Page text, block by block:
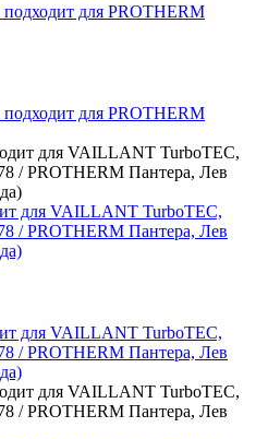
для PROTHERM
для PROTHERM
для VAILLANT TurboTEC,
/ PROTHERM Пантера, Лев
для VAILLANT TurboTEC,
/ PROTHERM Пантера, Лев